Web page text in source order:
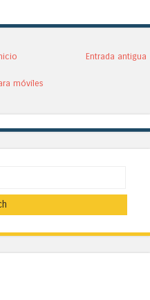
Entrada antigua
móviles